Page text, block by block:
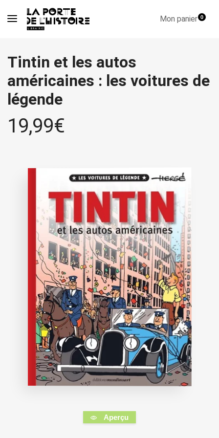
Mon panier0
Tintin et les autos
américaines : les voitures de
légende
19,99€
Aperçu